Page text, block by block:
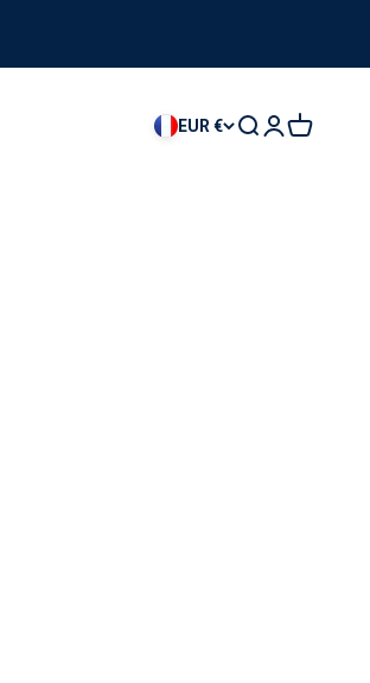
EUR € Recherche
Connexion
Panier